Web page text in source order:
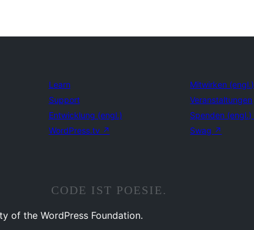
Learn
Support
Entwicklung (engl.)
WordPress.tv ↗
Mitwirken (engl.)
Veranstaltungen
Spenden (engl.)
Swag ↗
CODE IST POESIE.
of the WordPress Foundation.